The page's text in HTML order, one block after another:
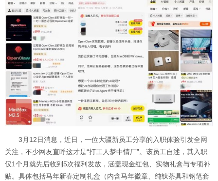
3月12日消息，近日，一位大疆新员工分享的入职体验引发全网
关注，不少网友直呼这才是“打工人梦中情厂”。该员工自述，其入职
仅1个月就先后收到5次福利发放，涵盖现金红包、实物礼盒与专项补
贴。具体包括马年新春定制礼盒（内含马年徽章、纯钛茶具和钢笔套